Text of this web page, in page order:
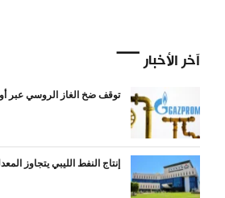
آخر الأخبار
توقف ضخ الغاز الروسي عبر
إنتاج النفط الليبي يتجاوز المعدل